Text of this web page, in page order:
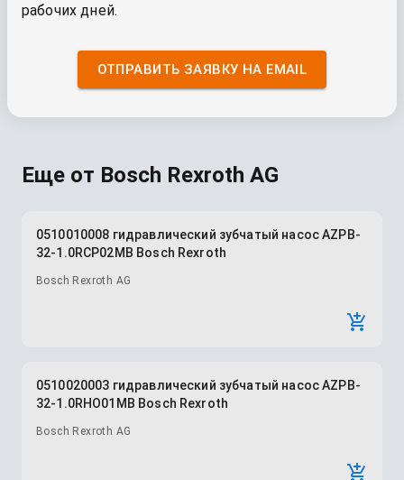
рабочих дней.
ОТПРАВИТЬ ЗАЯВКУ НА EMAIL
Еще от Bosch Rexroth AG
0510010008 гидравлический зубчатый насос AZPB-
32-1.0RCP02MB Bosch Rexroth
Bosch Rexroth AG
0510020003 гидравлический зубчатый насос AZPB-
32-1.0RHO01MB Bosch Rexroth
Bosch Rexroth AG